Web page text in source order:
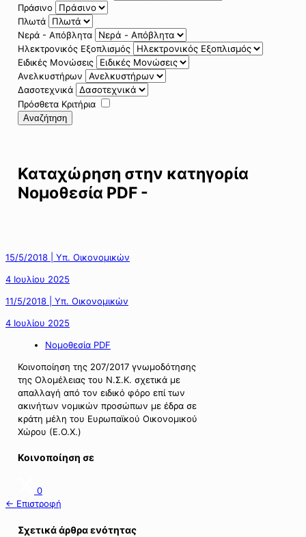
Πράσινο
Πλωτά
Νερά - Απόβλητα
Ηλεκτρονικός Εξοπλισμός
Ειδικές Μονώσεις
Ανελκυστήρων
Δασοτεχνικά
Πρόσθετα Κριτήρια
Αναζήτηση
Καταχώρηση στην κατηγορία
Νομοθεσία PDF -
15/5/2018 | Υπ. Οικονομικών
4 Ιουλίου 2025
11/5/2018 | Υπ. Οικονομικών
4 Ιουλίου 2025
Νομοθεσία PDF
Κοινοποίηση της 207/2017 γνωμοδότησης
της Ολομέλειας του Ν.Σ.Κ. σχετικά με
απαλλαγή από τον ειδικό φόρο επί των
ακινήτων νομικών προσώπων με έδρα σε
κράτη μέλη του Ευρωπαϊκού Οικονομικού
Χώρου (Ε.Ο.Χ.)
Κοινοποίηση σε
0
← Επιστροφή
Σχετικά άρθρα ενότητας